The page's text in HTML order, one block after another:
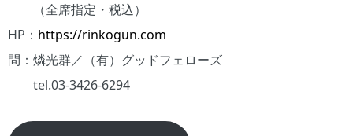
（全席指定・税込）
HP： https://rinkogun.com
問：燐光群／（有）グッドフェローズ
tel.03-3426-6294